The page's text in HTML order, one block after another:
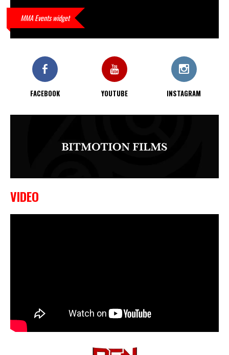
9 OKTOBER, 2023
waar hij van gemaakt is…
KO bij CWA Lowlands 7
MMA Events widget
FACEBOOK YOUTUBE INSTAGRAM
VIDEO